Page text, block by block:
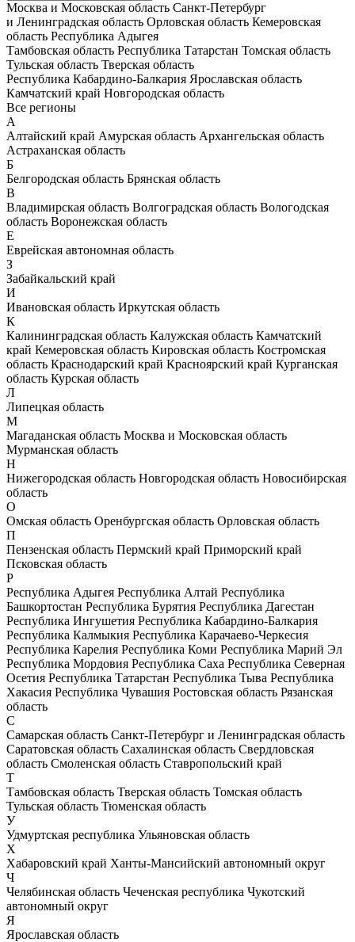
Москва и Московская область Санкт-Петербург
и Ленинградская область Орловская область Кемеровская
область Республика Адыгея
Тамбовская область Республика Татарстан Томская область
Тульская область Тверская область
Республика Кабардино-Балкария Ярославская область
Камчатский край Новгородская область
Все регионы
А
Алтайский край Амурская область Архангельская область
Астраханская область
Б
Белгородская область Брянская область
В
Владимирская область Волгоградская область Вологодская
область Воронежская область
Е
Еврейская автономная область
З
Забайкальский край
И
Ивановская область Иркутская область
К
Калининградская область Калужская область Камчатский
край Кемеровская область Кировская область Костромская
область Краснодарский край Красноярский край Курганская
область Курская область
Л
Липецкая область
М
Магаданская область Москва и Московская область
Мурманская область
Н
Нижегородская область Новгородская область Новосибирская
область
О
Омская область Оренбургская область Орловская область
П
Пензенская область Пермский край Приморский край
Псковская область
Р
Республика Адыгея Республика Алтай Республика
Башкортостан Республика Бурятия Республика Дагестан
Республика Ингушетия Республика Кабардино-Балкария
Республика Калмыкия Республика Карачаево-Черкесия
Республика Карелия Республика Коми Республика Марий Эл
Республика Мордовия Республика Саха Республика Северная
Осетия Республика Татарстан Республика Тыва Республика
Хакасия Республика Чувашия Ростовская область Рязанская
область
С
Самарская область Санкт-Петербург и Ленинградская область
Саратовская область Сахалинская область Свердловская
область Смоленская область Ставропольский край
Т
Тамбовская область Тверская область Томская область
Тульская область Тюменская область
У
Удмуртская республика Ульяновская область
Х
Хабаровский край Ханты-Мансийский автономный округ
Ч
Челябинская область Чеченская республика Чукотский
автономный округ
Я
Ярославская область